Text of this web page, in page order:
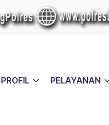
PROFIL PELAYANAN